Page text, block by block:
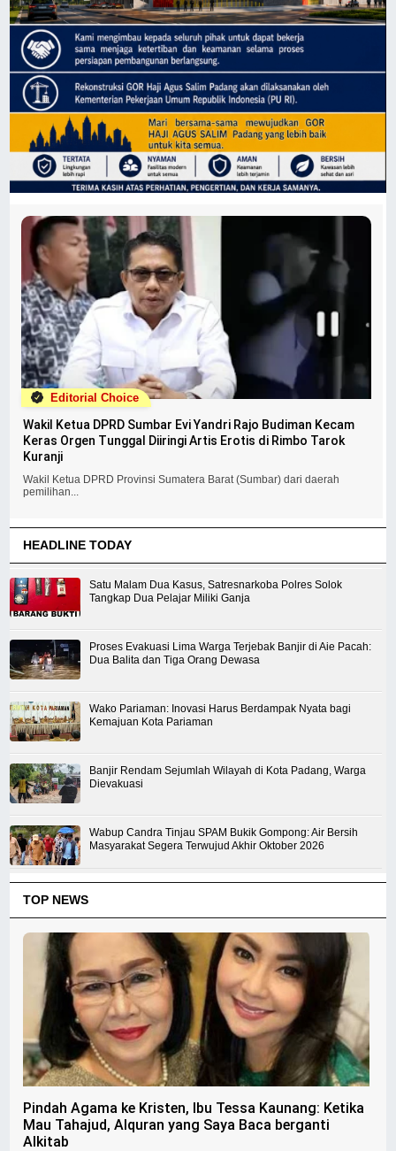
Editorial Choice
Wakil Ketua DPRD Sumbar Evi Yandri Rajo Budiman Kecam
Keras Orgen Tunggal Diiringi Artis Erotis di Rimbo Tarok
Kuranji
Wakil Ketua DPRD Provinsi Sumatera Barat (Sumbar) dari daerah
pemilihan...
HEADLINE TODAY
Satu Malam Dua Kasus, Satresnarkoba Polres Solok
Tangkap Dua Pelajar Miliki Ganja
Proses Evakuasi Lima Warga Terjebak Banjir di Aie Pacah:
Dua Balita dan Tiga Orang Dewasa
Wako Pariaman: Inovasi Harus Berdampak Nyata bagi
Kemajuan Kota Pariaman
Banjir Rendam Sejumlah Wilayah di Kota Padang, Warga
Dievakuasi
Wabup Candra Tinjau SPAM Bukik Gompong: Air Bersih
Masyarakat Segera Terwujud Akhir Oktober 2026
TOP NEWS
Pindah Agama ke Kristen, Ibu Tessa Kaunang: Ketika
Mau Tahajud, Alquran yang Saya Baca berganti
Alkitab